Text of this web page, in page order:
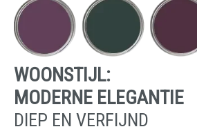
WOONSTIJL:
MODERNE ELEGANTIE
DIEP EN VERFIJND